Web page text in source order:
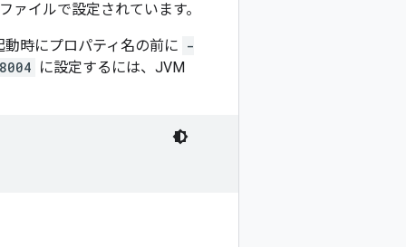
ファイルで設定されています。
時にプロパティ名の前に -
8004 に設定するには、JVM